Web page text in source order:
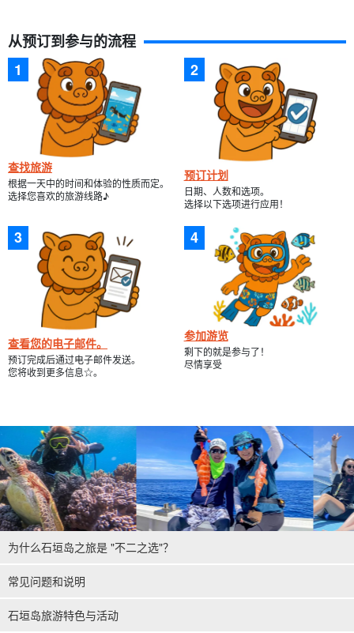
从预订到参与的流程
查找旅游
根据一天中的时间和体验的性质而定。
选择您喜欢的旅游线路♪
预订计划
日期、人数和选项。
选择以下选项进行应用！
查看您的电子邮件。
预订完成后通过电子邮件发送。
您将收到更多信息☆。
参加游览
剩下的就是参与了！
尽情享受
为什么石垣岛之旅是 "不二之选"？
常见问题和说明
石垣岛旅游特色与活动